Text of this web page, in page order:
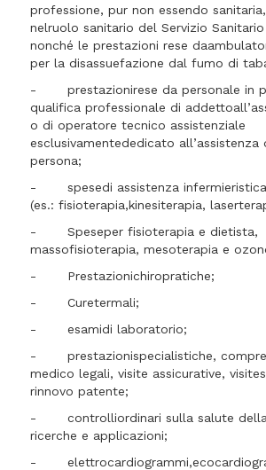
professione, pur non essendo
nelruolo sanitario del Servizio
nonché le prestazioni rese
per la disassuefazione dal fumo di
- prestazionirese da personale in
qualifica professionale di
o di operatore tecnico assistenziale
esclusivamentededicato all’assistenza
persona;
- spesedi assistenza infermieristica
(es.: fisioterapia,kinesiterapia,
- Speseper fisioterapia e dietista,
massofisioterapia, mesoterapia e
- Prestazionichiropratiche;
- Curetermali;
- esamidi laboratorio;
- prestazionispecialistiche,
medico legali, visite assicurative,
rinnovo patente;
- controlliordinari sulla salute della
ricerche e applicazioni;
-